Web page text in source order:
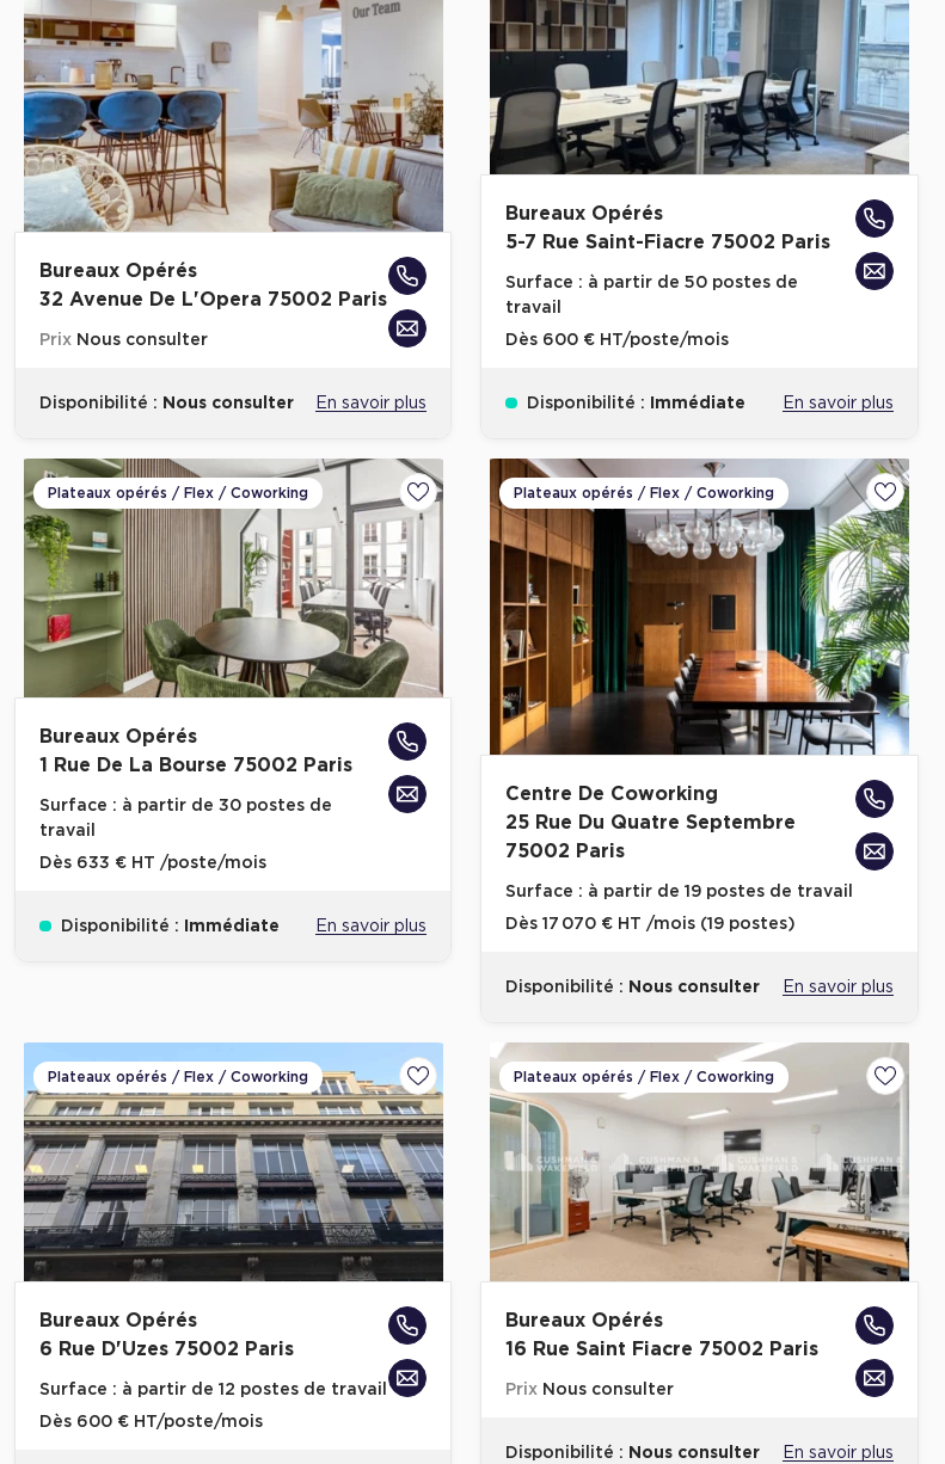
Bureaux Opérés
32 Avenue De L'Opera 75002 Paris
Prix Nous consulter
Disponibilité : Nous consulter En savoir plus
Bureaux Opérés
5-7 Rue Saint-Fiacre 75002 Paris
Surface : à partir de 50 postes de
travail
Dès 600 € HT/poste/mois
Disponibilité : Immédiate En savoir plus
Plateaux opérés / Flex / Coworking
Ajouter aux favoris
Bureaux Opérés
1 Rue De La Bourse 75002 Paris
Surface : à partir de 30 postes de
travail
Dès 633 € HT /poste/mois
Disponibilité : Immédiate En savoir plus
Plateaux opérés / Flex / Coworking
Ajouter
Centre De Coworking
25 Rue Du Quatre Septembre
75002 Paris
Surface : à partir de 19 postes de travail
Dès17 070 € HT /mois (19 postes)
Disponibilité : Nous consulter En savoir plus
Plateaux opérés / Flex / Coworking
Ajouter aux favoris
Bureaux Opérés
6 Rue D'Uzes 75002 Paris
Surface : à partir de 12 postes de travail
Dès 600 € HT/poste/mois
Plateaux opérés / Flex / Coworking
Ajouter
Bureaux Opérés
16 Rue Saint Fiacre 75002 Paris
Prix Nous consulter
Disponibilité : Nous consulter En savoir plus